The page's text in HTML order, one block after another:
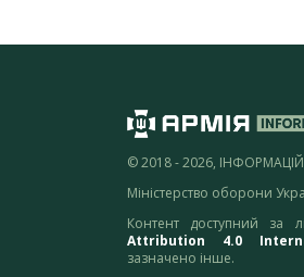
© 2018 - 2026,
Міністерство оборони
Контент доступний за
Attribution 4.0
зазначено інше.